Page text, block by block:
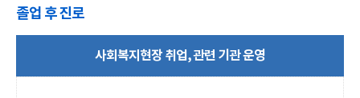
졸업 후 진로
사회복지현장 취업, 관련 기관 운영